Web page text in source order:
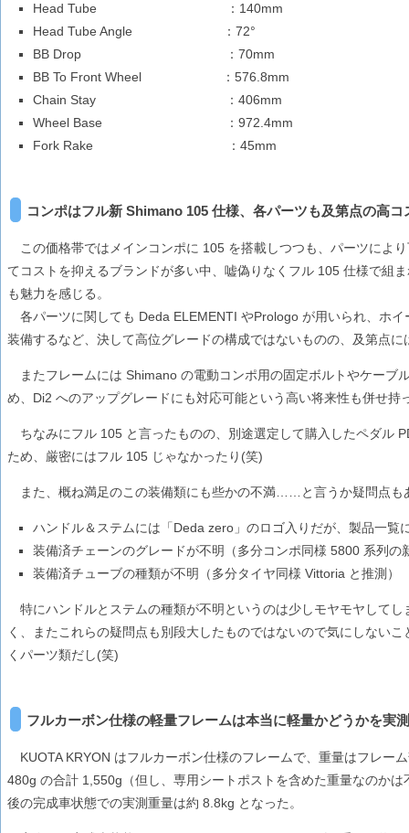
Head Tube
：140mm
Head Tube Angle
：72°
BB Drop
：70mm
BB To Front Wheel
：576.8mm
Chain Stay
：406mm
Wheel Base
：972.4mm
Fork Rake
：45mm
コンポはフル新 Shimano 105 仕様、各パーツも及第点の高
この価格帯ではメインコンポに 105 を搭載しつつも、パーツによ
てコストを抑えるブランドが多い中、嘘偽りなくフル 105 仕様で組
も魅力を感じる。
各パーツに関しても Deda ELEMENTI やPrologo が用いられ、ホ
装備するなど、決して高位グレードの構成ではないものの、及第点
またフレームには Shimano の電動コンポ用の固定ボルトやケーブ
め、Di2 へのアップグレードにも対応可能という高い将来性も併せ持
ちなみにフル 105 と言ったものの、別途選定して購入したペダル
ため、厳密にはフル 105 じゃなかったり(笑)
また、概ね満足のこの装備類にも些かの不満……と言うか疑問点も
ハンドル＆ステムには「Deda zero」のロゴ入りだが、製品一覧
装備済チェーンのグレードが不明（多分コンポ同様 5800 系列の
装備済チューブの種類が不明（多分タイヤ同様 Vittoria と推測）
特にハンドルとステムの種類が不明というのは少しモヤモヤして
く、またこれらの疑問点も別段大したものではないので気にしない
くパーツ類だし(笑)
フルカーボン仕様の軽量フレームは本当に軽量かどうかを実
KUOTA KRYON はフルカーボン仕様のフレームで、重量はフレー
480g の合計 1,550g（但し、専用シートポストを含めた重量なのか
後の完成車状態での実測重量は約 8.8kg となった。